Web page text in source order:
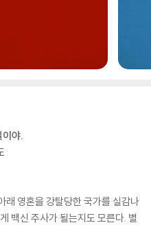
이야.
래 영혼을 강탈당한 국가를 실감나
백신 주사가 될는지도 모른다. 별